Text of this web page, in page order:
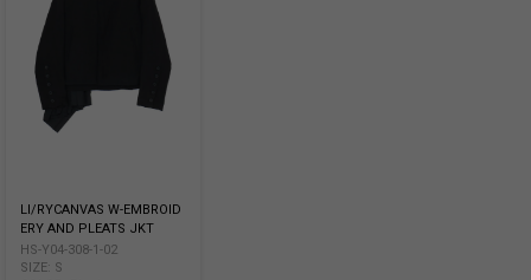
LI/RYCANVAS W-EMBROID
ERY AND PLEATS JKT
HS-Y04-308-1-02
SIZE: S